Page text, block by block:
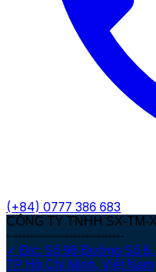
(+84) 0777 386 683
CÔNG TY TNHH SX-TM-
------------------------------
✓ Đ/c: Số 96 Đường Số 6,
TP Hồ Chí Minh, Việt Nam